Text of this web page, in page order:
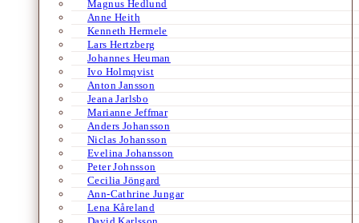
Magnus Hedlund
Anne Heith
Kenneth Hermele
Lars Hertzberg
Johannes Heuman
Ivo Holmqvist
Anton Jansson
Jeana Jarlsbo
Marianne Jeffmar
Anders Johansson
Niclas Johansson
Evelina Johansson
Peter Johnsson
Cecilia Jöngard
Ann-Cathrine Jungar
Lena Kåreland